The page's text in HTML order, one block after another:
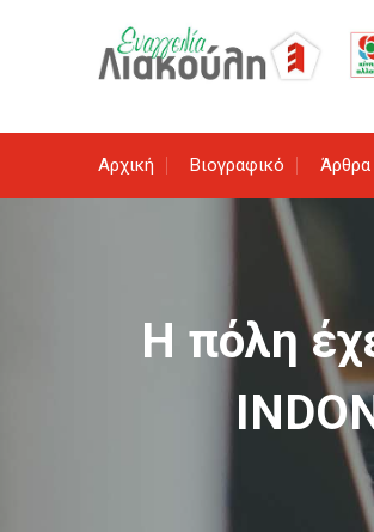
Αρχική Βιογραφικό Άρθρα
Η πόλη